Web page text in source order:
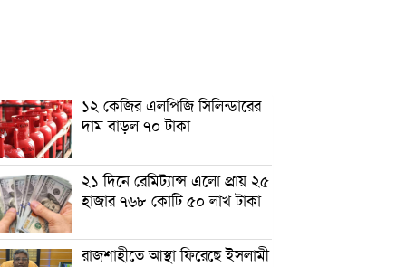
১২ কেজির এলপিজি সিলিন্ডারের
দাম বাড়ল ৭০ টাকা
২১ দিনে রেমিট্যান্স এলো প্রায় ২৫
হাজার ৭৬৮ কোটি ৫০ লাখ টাকা
রাজশাহীতে আস্থা ফিরেছে ইসলামী